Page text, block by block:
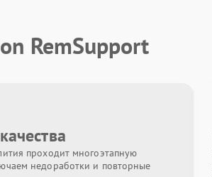
RemSupport
проходит многоэтапную
недоработки и повторные